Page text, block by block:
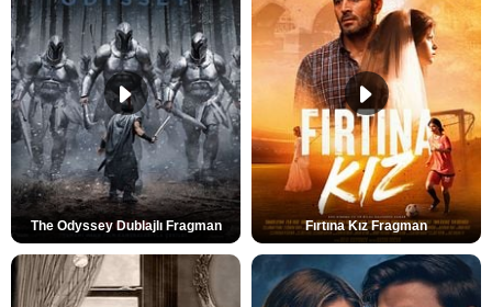
The Odyssey Dublajlı Fragman Fırtına Kız Fragman